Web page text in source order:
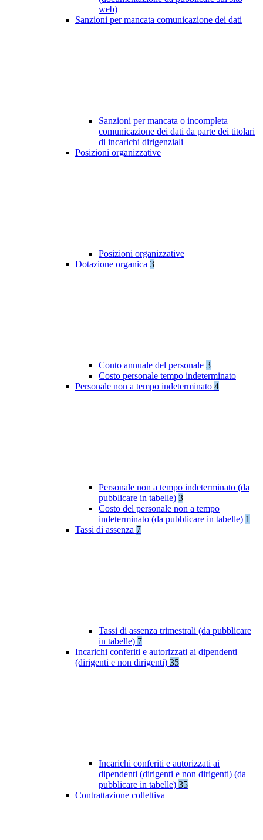
web)
Sanzioni per mancata comunicazione dei dati
Sanzioni per mancata o incompleta
comunicazione dei dati da parte dei titolari
di incarichi dirigenziali
Posizioni organizzative
Posizioni organizzative
Dotazione organica 3
Conto annuale del personale 3
Costo personale tempo indeterminato
Personale non a tempo indeterminato 4
Personale non a tempo indeterminato (da
pubblicare in tabelle) 3
Costo del personale non a tempo
indeterminato (da pubblicare in tabelle) 1
Tassi di assenza 7
Tassi di assenza trimestrali (da pubblicare
in tabelle) 7
Incarichi conferiti e autorizzati ai dipendenti
(dirigenti e non dirigenti) 35
Incarichi conferiti e autorizzati ai
dipendenti (dirigenti e non dirigenti) (da
pubblicare in tabelle) 35
Contrattazione collettiva